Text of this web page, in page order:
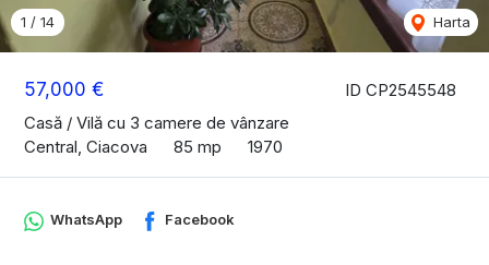
ID CP2545548
57,000 €
Casă / Vilă cu 3 camere de vânzare
Central, Ciacova
85 mp 1970
1 / 14 Harta
WhatsApp Facebook